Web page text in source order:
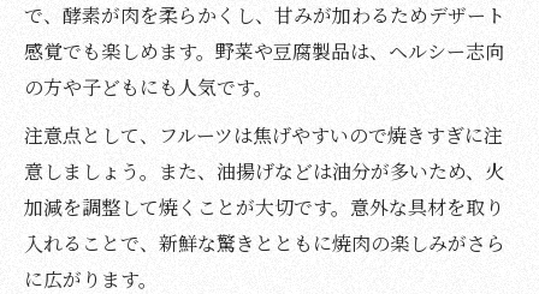
で、酵素が肉を柔らかくし、甘みが加わるためデザート
感覚でも楽しめます。野菜や豆腐製品は、ヘルシー志向
の方や子どもにも人気です。
注意点として、フルーツは焦げやすいので焼きすぎに注
意しましょう。また、油揚げなどは油分が多いため、火
加減を調整して焼くことが大切です。意外な具材を取り
入れることで、新鮮な驚きとともに焼肉の楽しみがさら
に広がります。